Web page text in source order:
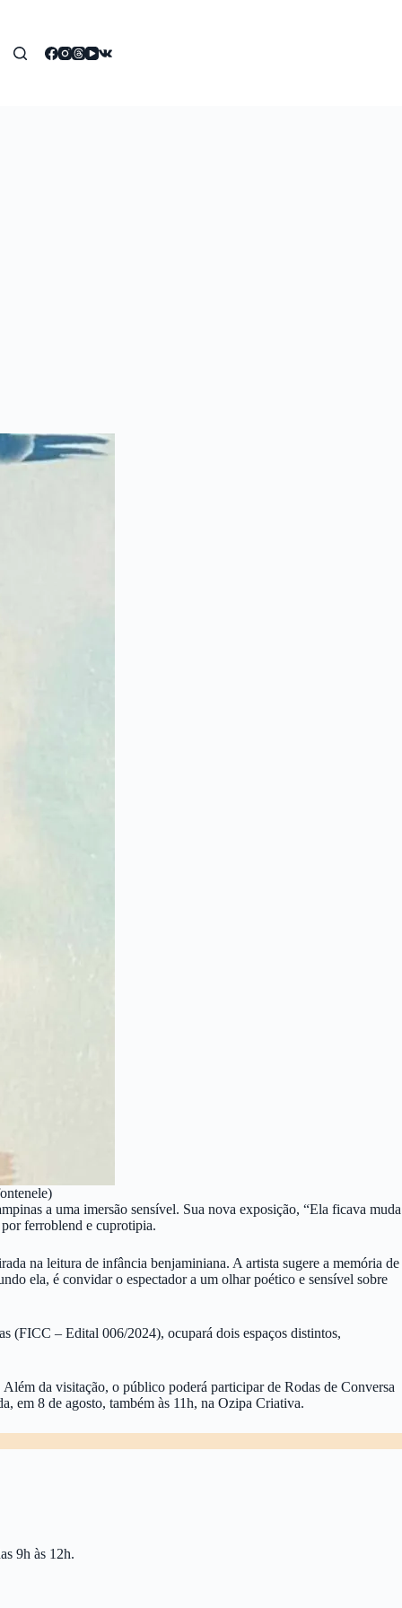
a uma imersão sensível. Sua nova exposição, “Ela ficava muda
ferroblend e cuprotipia.
na leitura de infância benjaminiana. A artista sugere a memória de
ela, é convidar o espectador a um olhar poético e sensível sobre
(FICC – Edital 006/2024), ocupará dois espaços distintos,
Além da visitação, o público poderá participar de Rodas de Conversa
em 8 de agosto, também às 11h, na Ozipa Criativa.
9h às 12h.